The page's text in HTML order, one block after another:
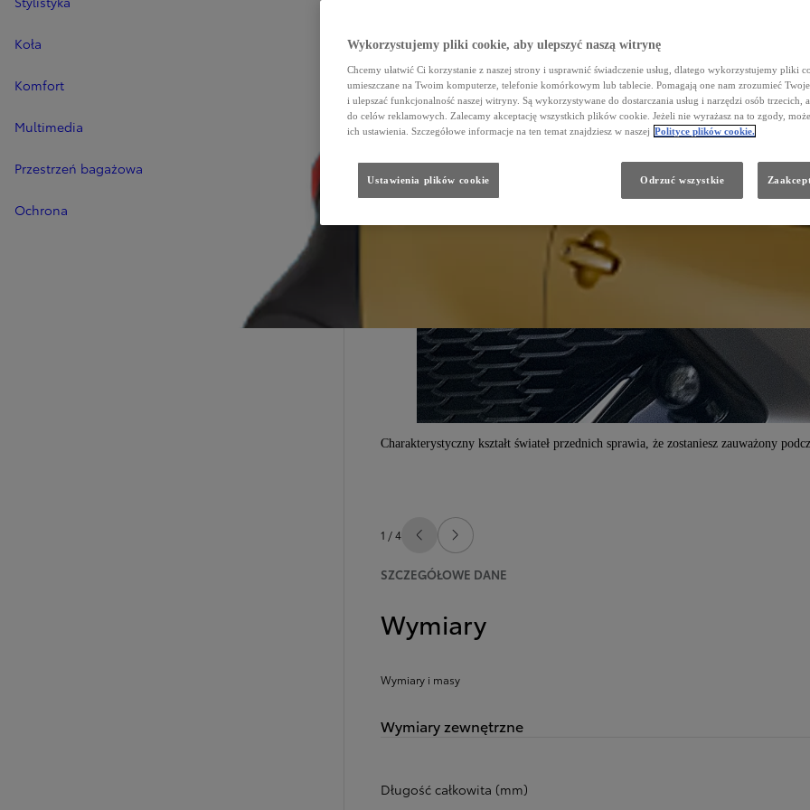
Koła
Komfort
Multimedia
Przestrzeń bagażowa
Ochrona
Charakterystyczny kształt świateł przednich sprawia, że zostaniesz zauważony
1 / 4 PoprzedniNastępny
SZCZEGÓŁOWE DANE
Wymiary
Wymiary i masy
Wymiary zewnętrzne
Długość całkowita (mm)
Wykorzystujemy pliki cookie, aby ulepszyć naszą witrynę
Chcemy ułatwić Ci korzystanie z naszej strony i usprawnić świadczenie usług, dlatego wykorzystujemy pliki
umieszczane na Twoim komputerze, telefonie komórkowym lub tablecie. Pomagają one nam zrozumieć
i ulepszać funkcjonalność naszej witryny. Są wykorzystywane do dostarczania usług i narzędzi osób trzecich, a
do celów reklamowych. Zalecamy akceptację wszystkich plików cookie. Jeżeli nie wyrażasz na to zgody,
ich ustawienia. Szczegółowe informacje na ten temat znajdziesz w naszej Polityce plików cookie.
Odrzuć wszystkie
Ustawienia plików cookie